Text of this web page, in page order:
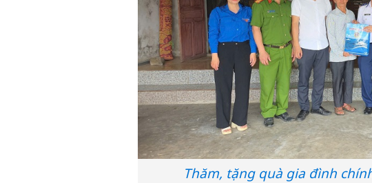
Thăm, tặng quà gia đình